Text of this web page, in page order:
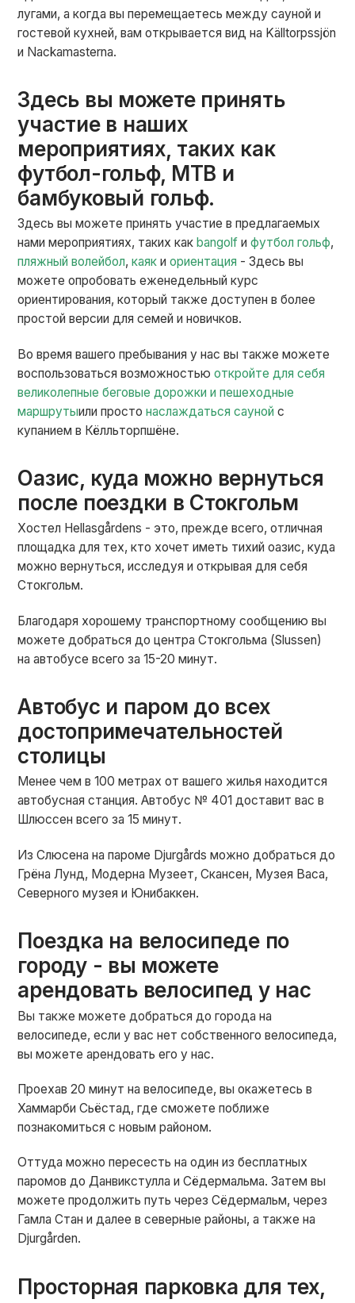
лугами, а когда вы перемещаетесь между сауной и
гостевой кухней, вам открывается вид на Källtorpssjön
и Nackamasterna.
Здесь вы можете принять
участие в наших
мероприятиях, таких как
футбол-гольф, MTB и
бамбуковый гольф.
Здесь вы можете принять участие в предлагаемых
нами мероприятиях, таких как bangolf ифутбол гольф,
пляжный волейбол,каяк иориентация - Здесь вы
можете опробовать еженедельный курс
ориентирования, который также доступен в более
простой версии для семей и новичков.
Во время вашего пребывания у нас вы также можете
воспользоваться возможностьюоткройте для себя
великолепные беговые дорожки и пешеходные
маршрутыили простонаслаждаться сауной с
купанием в Кёлльторпшёне.
Оазис, куда можно вернуться
после поездки в Стокгольм
Хостел Hellasgårdens - это, прежде всего, отличная
площадка для тех, кто хочет иметь тихий оазис, куда
можно вернуться, исследуя и открывая для себя
Стокгольм.
Благодаря хорошему транспортному сообщению вы
можете добраться до центра Стокгольма (Slussen)
на автобусе всего за 15-20 минут.
Автобус и паром до всех
достопримечательностей
столицы
Менее чем в 100 метрах от вашего жилья находится
автобусная станция. Автобус № 401 доставит вас в
Шлюссен всего за 15 минут.
Из Слюсена на пароме Djurgårds можно добраться до
Грёна Лунд, Модерна Музеет, Скансен, Музея Васа,
Северного музея и Юнибаккен.
Поездка на велосипеде по
городу - вы можете
арендовать велосипед у нас
Вы также можете добраться до города на
велосипеде, если у вас нет собственного велосипеда,
вы можете арендовать его у нас.
Проехав 20 минут на велосипеде, вы окажетесь в
Хаммарби Сьёстад, где сможете поближе
познакомиться с новым районом.
Оттуда можно пересесть на один из бесплатных
паромов до Данвикстулла и Сёдермальма. Затем вы
можете продолжить путь через Сёдермальм, через
Гамла Стан и далее в северные районы, а также на
Djurgården.
Просторная парковка для тех,